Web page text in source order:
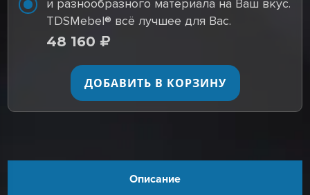
опроса
отзыва
и разнообразного материала на Ваш вкус.
TDSMebel® всё лучшее для Вас.
48 160
ДОБАВИТЬ В КОРЗИНУ
Описание